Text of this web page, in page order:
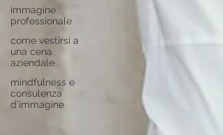
immagine
professionale
come vestirsi a
una cena
aziendale
mindfulness e
consulenza
d'immagine